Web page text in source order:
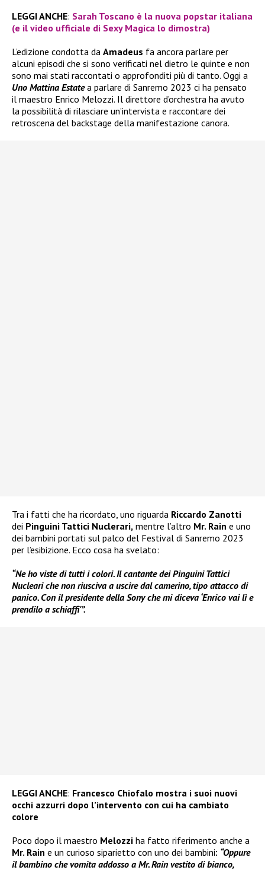
LEGGI ANCHE: Sarah Toscano è la nuova popstar italiana
(e il video ufficiale di Sexy Magica lo dimostra)
L’edizione condotta da Amadeus fa ancora parlare per
alcuni episodi che si sono verificati nel dietro le quinte e non
sono mai stati raccontati o approfonditi più di tanto. Oggi a
Uno Mattina Estatea parlare di Sanremo 2023 ci ha pensato
il maestro Enrico Melozzi. Il direttore d’orchestra ha avuto
la possibilità di rilasciare un’intervista e raccontare dei
retroscena del backstage della manifestazione canora.
Tra i fatti che ha ricordato, uno riguarda Riccardo Zanotti
dei Pinguini Tattici Nuclerari, mentre l’altro Mr. Rain e uno
dei bambini portati sul palco del Festival di Sanremo 2023
per l’esibizione. Ecco cosa ha svelato:
“Ne ho viste di tutti i colori. Il cantante dei Pinguini Tattici
Nucleari che non riusciva a uscire dal camerino, tipo attacco di
panico. Con il presidente della Sony che mi diceva ‘Enrico vai lì e
prendilo a schiaffi'”.
LEGGI ANCHE: Francesco Chiofalo mostra i suoi nuovi
occhi azzurri dopo l’intervento con cui ha cambiato
colore
Poco dopo il maestro Melozzi ha fatto riferimento anche a
Mr. Rain e un curioso siparietto con uno dei bambini: “Oppure
il bambino che vomita addosso a Mr. Rain vestito di bianco,